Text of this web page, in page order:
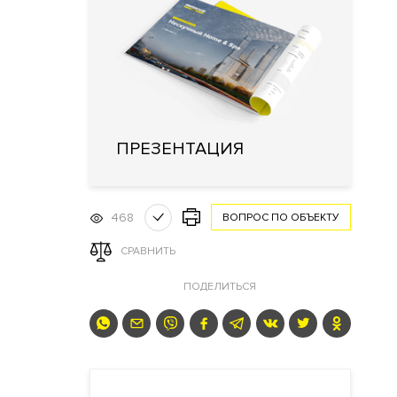
ПРЕЗЕНТАЦИЯ
468 ВОПРОС ПО ОБЪЕКТУ
СРАВНИТЬ
ПОДЕЛИТЬСЯ